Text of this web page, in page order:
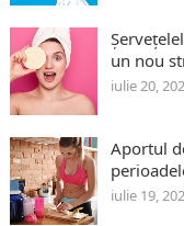
un nou
iulie 20,
Aportul
iulie 19,